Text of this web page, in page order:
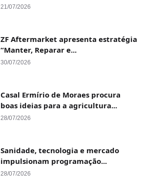
21/07/2026
ZF Aftermarket apresenta estratégia
“Manter, Reparar e...
30/07/2026
Casal Ermírio de Moraes procura
boas ideias para a agricultura...
28/07/2026
Sanidade, tecnologia e mercado
impulsionam programação...
28/07/2026